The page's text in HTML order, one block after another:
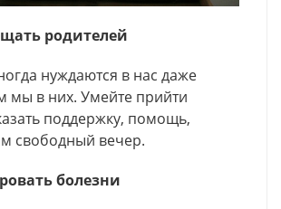
родителей
нуждаются в нас даже
мы в них. Умейте прийти
поддержку, помощь,
свободный вечер.
болезни